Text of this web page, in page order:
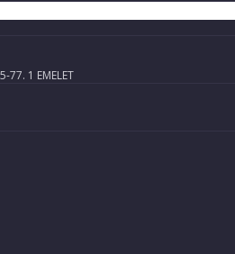
77. 1 EMELET